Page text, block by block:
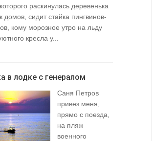
раскинулась деревенька
домов, сидит стайка пингвинов-
кому морозное утро на льду
кресла у...
в лодке с генералом
Саня Петров
привез меня,
прямо с поезда,
на пляж
военного